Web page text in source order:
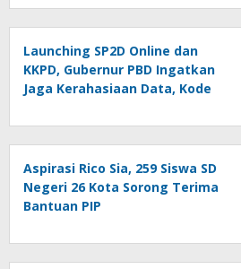
Launching SP2D Online dan
KKPD, Gubernur PBD Ingatkan
Jaga Kerahasiaan Data, Kode
Aspirasi Rico Sia, 259 Siswa SD
Negeri 26 Kota Sorong Terima
Bantuan PIP